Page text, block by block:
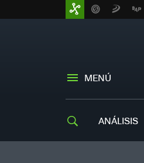
MENÚ
ANÁLISIS